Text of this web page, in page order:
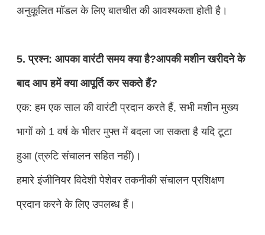
अनुकूलित मॉडल के लिए बातचीत की आवश्यकता होती है।
5. प्रश्न: आपका वारंटी समय क्या है?आपकी मशीन खरीदने के
बाद आप हमें क्या आपूर्ति कर सकते हैं?
एक: हम एक साल की वारंटी प्रदान करते हैं, सभी मशीन मुख्य
भागों को 1 वर्ष के भीतर मुफ्त में बदला जा सकता है यदि टूटा
हुआ (त्रुटि संचालन सहित नहीं)।
हमारे इंजीनियर विदेशी पेशेवर तकनीकी संचालन प्रशिक्षण
प्रदान करने के लिए उपलब्ध हैं।